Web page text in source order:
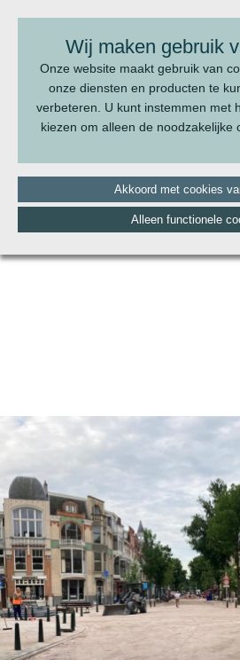
Wij maken gebruik
Onze website maakt gebruik van
onze diensten en producten te
verbeteren. U kunt instemmen met
kiezen om alleen de noodzakelijke
Akkoord met cookies
Alleen functionele
BEL ONS:070 - 322 20 22